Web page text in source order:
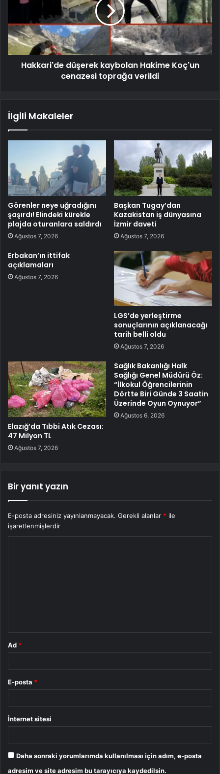
Hakkari'de düşerek kaybolan Hakime Koç'un
cenazesi toprağa verildi
İlgili Makaleler
Görenler neye uğradığını
şaşırdı! Elindeki kürekle
plajda oturanlara saldırdı
Ağustos 7, 2026
Başkan Tugay’dan
Kazakistan iş dünyasına
İzmir daveti
Ağustos 7, 2026
Erbakan’ın ittifak
açıklamaları
Ağustos 7, 2026
LGS’de yerleştirme
sonuçlarının açıklanacağı
tarih belli oldu
Ağustos 7, 2026
Elazığ’da Tıbbi Atık Cezası:
47 Milyon TL
Ağustos 7, 2026
Sağlık Bakanlığı Halk
Sağlığı Genel Müdürü Öz:
“İlkokul Öğrencilerinin
Dörtte Biri Günde 3 Saatin
Üzerinde Oyun Oynuyor”
Ağustos 6, 2026
Bir yanıt yazın
E-posta adresiniz yayınlanmayacak. Gerekli alanlar * ile
işaretlenmişlerdir
Ad *
E-posta *
İnternet sitesi
Daha sonraki yorumlarımda kullanılması için adım, e-posta
adresim ve site adresim bu tarayıcıya kaydedilsin.